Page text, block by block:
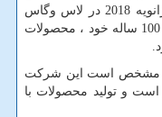
الکترونیکی مصرفی جهان که از 9 تا 12 ژانویه 2018 در لاس وگاس
ایالات متحده برگزار شد ، پاناسونیک تاریخ 100 ساله خود ، محصولات
مشخص است این شرکت
است و تولید محصولات با